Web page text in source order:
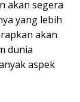
akan segera
yang lebih
akan
dunia
aspek